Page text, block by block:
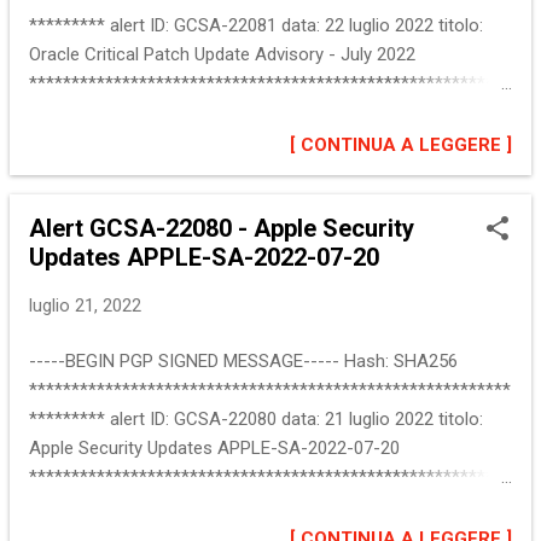
********* alert ID: GCSA-22081 data: 22 luglio 2022 titolo:
Oracle Critical Patch Update Advisory - July 2022
*********************************************************
Critical Patch Update July 2022. L'aggiornamento risolve 349
vulnerabilita' che sono presenti in vari prodotti. Un
vulnerabilita' per prendere il controllo di un sistema
interessato. Oracle raccomanda di applicare gli
disponibili alla sezione "Riferimenti". :: Software interessato
Esistono molte altre versioni e prodotti interessati, per una
[ CONTINUA A LEGGERE ]
Alert GCSA-22080 - Apple Security
Updates APPLE-SA-2022-07-20
luglio 21, 2022
-----BEGIN PGP SIGNED MESSAGE----- Hash: SHA256
*********************************************************
********* alert ID: GCSA-22080 data: 21 luglio 2022 titolo:
Apple Security Updates APPLE-SA-2022-07-20
*********************************************************
seguenti aggiornamenti di sicurezza per risolvere varie